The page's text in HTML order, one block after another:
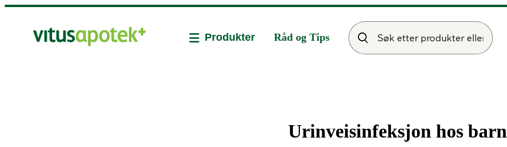
Produkter Råd og Tips
Urinveisinfeksjon hos barn